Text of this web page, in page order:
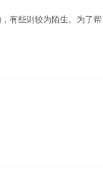
有些则较为陌生。为了帮